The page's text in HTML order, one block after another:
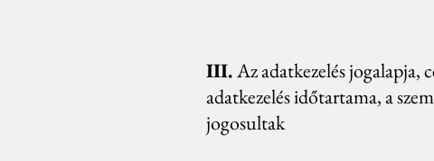
III.Az adatkezelés jogalapja,
adatkezelés időtartama, a
jogosultak